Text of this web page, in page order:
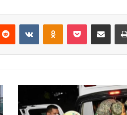
Reddit VKontakteOdnoklassniki
Pocket Share via Email
mexicanos
rescatan